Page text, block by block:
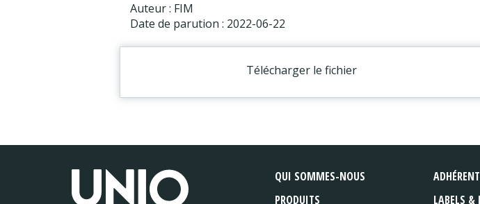
Auteur : FIM
Date de parution : 2022-06-22
Télécharger le fichier
QUI SOMMES-NOUS
PRODUITS
LABELS &